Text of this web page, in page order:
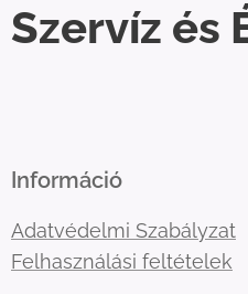
Szervíz és
Információ
Adatvédelmi Szabályzat
Felhasználási feltételek